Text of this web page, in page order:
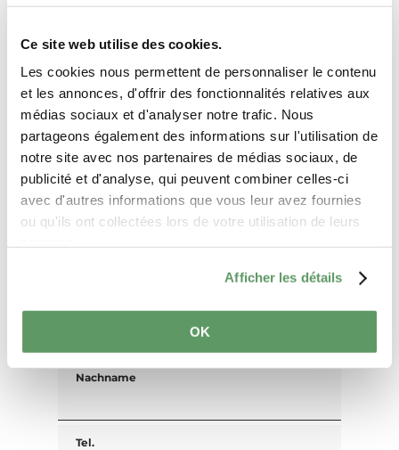
Ce site web utilise des cookies.
Les cookies nous permettent de personnaliser le contenu
et les annonces, d'offrir des fonctionnalités relatives aux
médias sociaux et d'analyser notre trafic. Nous
partageons également des informations sur l'utilisation de
notre site avec nos partenaires de médias sociaux, de
publicité et d'analyse, qui peuvent combiner celles-ci
avec d'autres informations que vous leur avez fournies
ou qu'ils ont collectées lors de votre utilisation de leurs
Afficher les détails
OK
Reisezeitraum
Ihre Kontaktdaten
Anrede
Vorname
Nachname
Tel.